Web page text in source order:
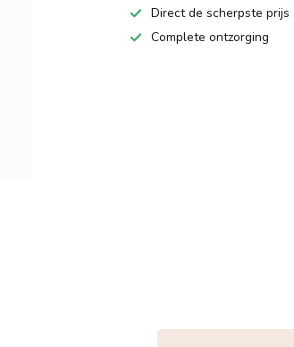
Direct de scherpste prijs
Complete ontzorging